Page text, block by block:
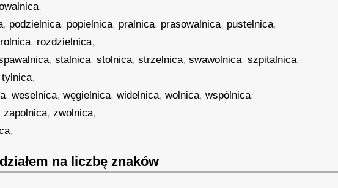
,
, podzielnica, popielnica, pralnica, prasowalnica, pustelnica,
rolnica, rozdzielnica,
,stalnica,stolnica,strzelnica,swawolnica,szpitalnica,
tylnica,
,weselnica,węgielnica,widelnica,wolnica,wspólnica,
zapolnica,zwolnica,
,
na liczbę znaków